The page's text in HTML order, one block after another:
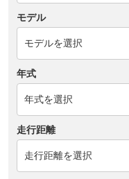
モデル
年式
走行距離